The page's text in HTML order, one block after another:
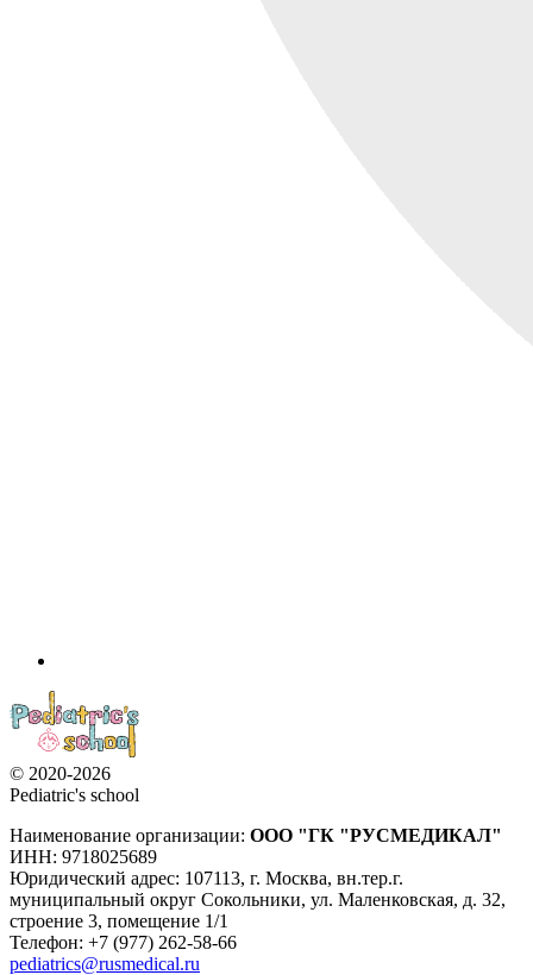
© 2020-2026
Pediatric's school
Наименование организации: ООО "ГК "РУСМЕДИКАЛ"
ИНН: 9718025689
Юридический адрес: 107113, г. Москва, вн.тер.г.
муниципальный округ Сокольники, ул. Маленковская, д. 32,
строение 3, помещение 1/1
Телефон: +7 (977) 262-58-66
pediatrics@rusmedical.ru